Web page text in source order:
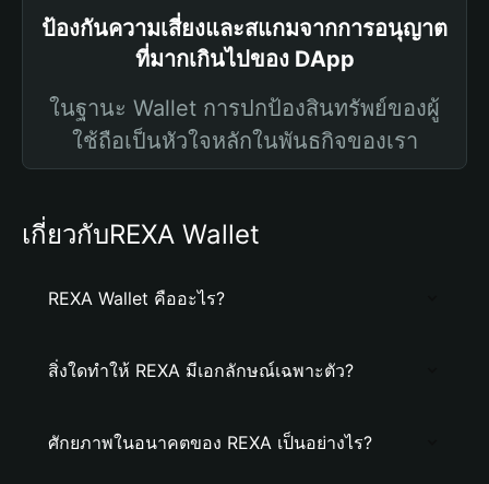
ป้องกันความเสี่ยงและสแกมจากการอนุญาต
ที่มากเกินไปของ DApp
ในฐานะ Wallet การปกป้องสินทรัพย์ของผู้
ใช้ถือเป็นหัวใจหลักในพันธกิจของเรา
เกี่ยวกับREXA Wallet
REXA Wallet คืออะไร?
สิ่งใดทำให้ REXA มีเอกลักษณ์เฉพาะตัว?
ศักยภาพในอนาคตของ REXA เป็นอย่างไร?